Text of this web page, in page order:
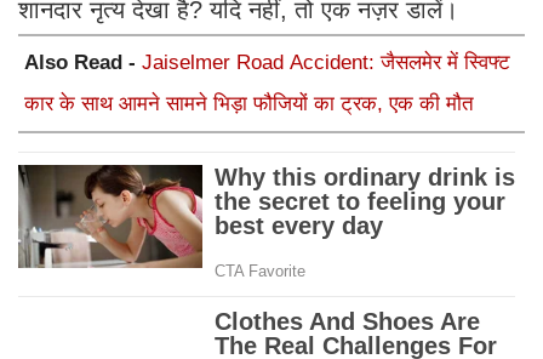
शानदार नृत्य देखा है? यदि नहीं, तो एक नज़र डालें।
Also Read - Jaiselmer Road Accident: जैसलमेर में स्विफ्ट
कार के साथ आमने सामने भिड़ा फौजियों का ट्रक, एक की मौत